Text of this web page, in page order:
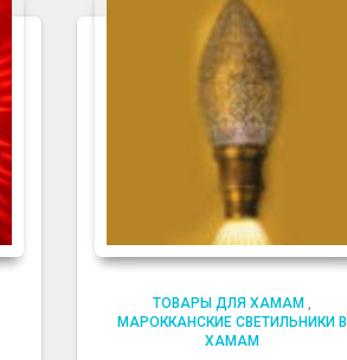
ТОВАРЫ ДЛЯ ХАМАМ,
МАРОККАНСКИЕ СВЕТИЛЬНИКИ В
ХАМАМ